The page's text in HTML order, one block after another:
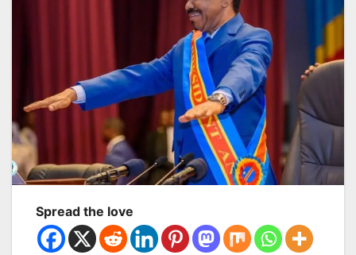
Spread the love